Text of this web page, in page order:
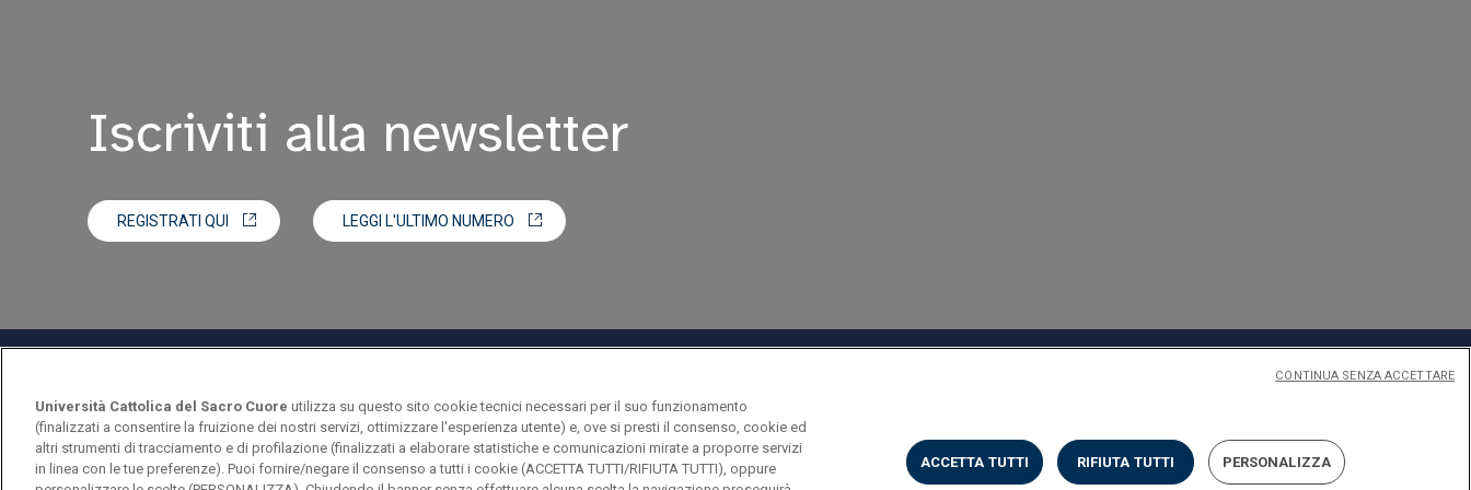
Iscriviti alla newsletter
REGISTRATI QUI LEGGI L'ULTIMO NUMERO
Università Cattolica del Sacro Cuore utilizza su questo sito cookie tecnici necessari per il suo funzionamento
(finalizzati a consentire la fruizione dei nostri servizi, ottimizzare l'esperienza utente) e, ove si presti il consenso, cookie ed
altri strumenti di tracciamento e di profilazione (finalizzati a elaborare statistiche e comunicazioni mirate a proporre servizi
in linea con le tue preferenze). Puoi fornire/negare il consenso a tutti i cookie (ACCETTA TUTTI/RIFIUTA TUTTI), oppure
ACCETTA TUTTI RIFIUTA TUTTI PERSONALIZZA
CONTINUA SENZA ACCETTARE